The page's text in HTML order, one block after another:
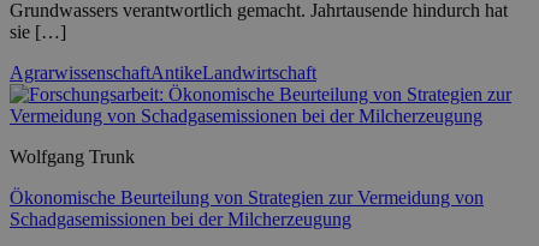
Grundwassers verantwortlich gemacht. Jahrtausende hindurch hat
sie […]
AgrarwissenschaftAntikeLandwirtschaft
Wolfgang Trunk
Ökonomische Beurteilung von Strategien zur Vermeidung von
Schadgasemissionen bei der Milcherzeugung